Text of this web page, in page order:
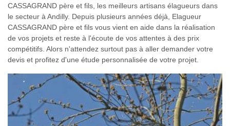
CASSAGRAND père et fils, les meilleurs artisans élagueurs dans
le secteur à Andilly. Depuis plusieurs années déjà, Elagueur
CASSAGRAND père et fils vous vient en aide dans la réalisation
de vos projets et reste à l'écoute de vos attentes à des prix
compétitifs. Alors n'attendez surtout pas à aller demander votre
devis et profitez d'une étude personnalisée de votre projet.